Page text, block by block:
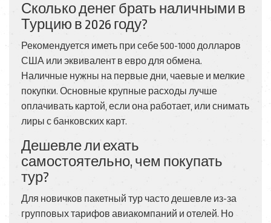
Сколько денег брать наличными в
Турцию в 2026 году?
Рекомендуется иметь при себе 500-1000 долларов
США или эквивалент в евро для обмена.
Наличные нужны на первые дни, чаевые и мелкие
покупки. Основные крупные расходы лучше
оплачивать картой, если она работает, или снимать
лиры с банковских карт.
Дешевле ли ехать
самостоятельно, чем покупать
тур?
Для новичков пакетный тур часто дешевле из-за
групповых тарифов авиакомпаний и отелей. Но